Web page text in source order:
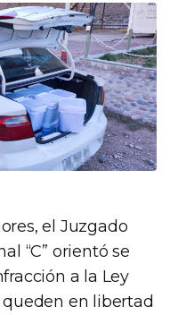
el Juzgado
“C” orientó se
a la Ley
queden en libertad